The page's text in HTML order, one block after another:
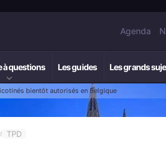
Agenda
à questions Les guides Les grands
bientôt autorisés en Belgique
TPD